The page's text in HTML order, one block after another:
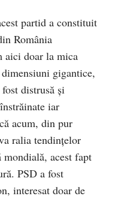
partid a constituit
România
aici doar la mica
gigantice,
distrusă şi
iar
acum, din pur
ralia tendinţelor
mondială, acest fapt
PSD a fost
interesat doar de